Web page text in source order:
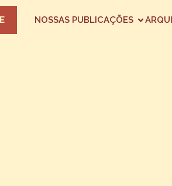
NOSSAS PUBLICAÇÕES